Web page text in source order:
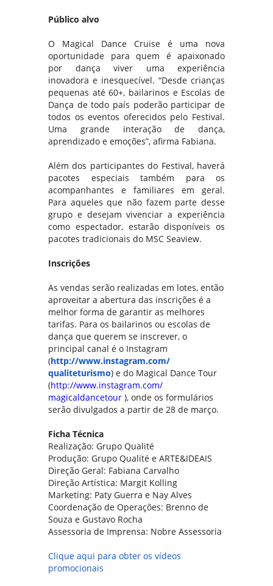
Público alvo
O Magical Dance Cruise é uma nova
oportunidade para quem é apaixonado
por dança viver uma experiência
inovadora e inesquecível. “Desde crianças
pequenas até 60+, bailarinos e Escolas de
Dança de todo país poderão participar de
todos os eventos oferecidos pelo Festival.
Uma grande interação de dança,
aprendizado e emoções”, afirma Fabiana.
Além dos participantes do Festival, haverá
pacotes especiais também para os
acompanhantes e familiares em geral.
Para aqueles que não fazem parte desse
grupo e desejam vivenciar a experiência
como espectador, estarão disponíveis os
pacotes tradicionais do MSC Seaview.
Inscrições
As vendas serão realizadas em lotes, então
aproveitar a abertura das inscrições é a
melhor forma de garantir as melhores
tarifas. Para os bailarinos ou escolas de
dança que querem se inscrever, o
principal canal é o Instagram
(http://www.instagram.com/
qualiteturismo) e do Magical Dance Tour
(http://www.instagram.com/
magicaldancetour ), onde os formulários
serão divulgados a partir de 28 de março.
Ficha Técnica
Realização: Grupo Qualité
Produção: Grupo Qualité e ARTE&IDEAIS
Direção Geral: Fabiana Carvalho
Direção Artística: Margit Kolling
Marketing: Paty Guerra e Nay Alves
Coordenação de Operações: Brenno de
Souza e Gustavo Rocha
Assessoria de Imprensa: Nobre Assessoria
Clique aqui para obter os vídeos
promocionais